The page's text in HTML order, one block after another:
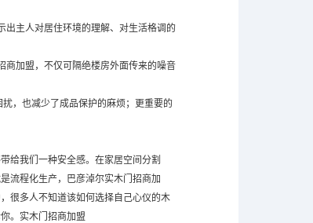
出主人对居住环境的理解、对生活格调的
商加盟，不仅可隔绝楼房外面传来的噪音
，也减少了成品保护的麻烦；更重要的
给我们一种安全感。在家居空间分割
流程化生产，巴彦淖尔实木门招商加
很多人不知道该如何选择自己心仪的木
。实木门招商加盟